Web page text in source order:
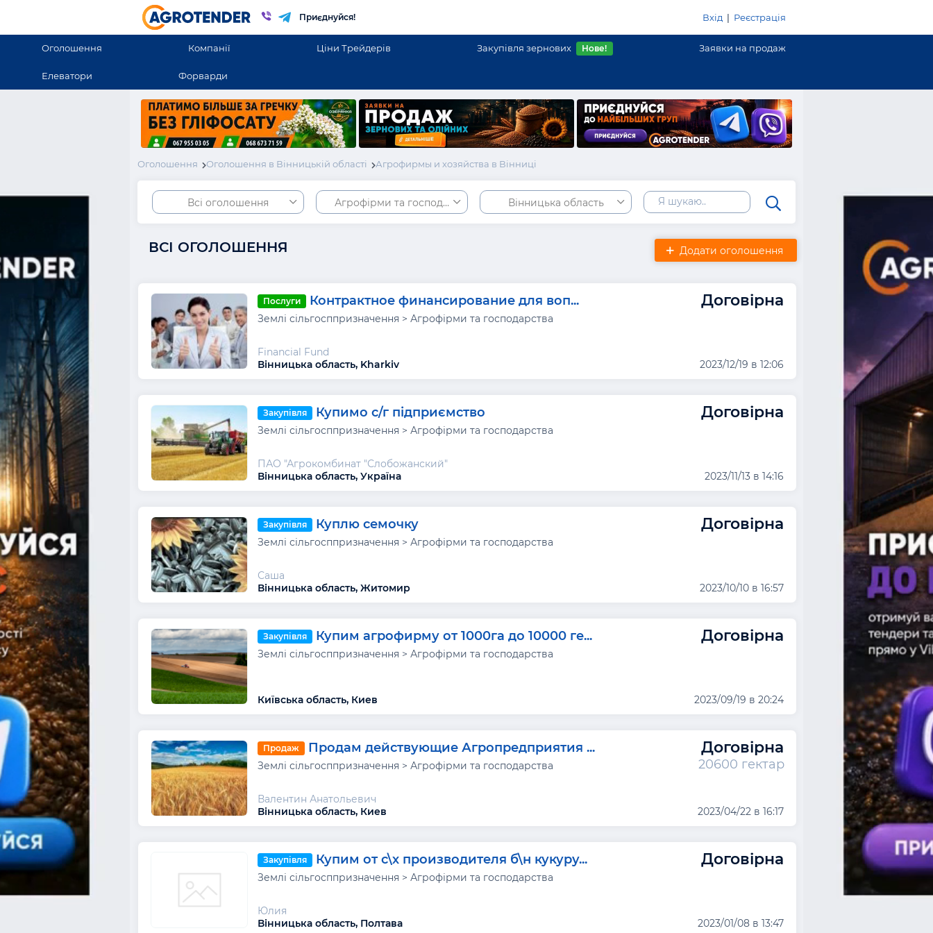
Приєднуйся! Вхід | Реєстрація
Оголошення Компанії Ціни Трейдерів Закупівля зернових Нове! Заявки на продаж
Елеватори Форварди
Оголошення Оголошення в Вінницькій області Агрофирмы и хозяйства в Вінниці
Всі оголошення Агрофірми та господарства Вінницька область
Додати оголошення
ВСІ ОГОЛОШЕННЯ
Послуги Контрактное финансирование для воп... Договірна
Землі сільгосппризначення > Агрофірми та господарства
Financial Fund
Вінницька область, Kharkiv
2023/12/19 в 12:06
Закупівля Купимо с/г підприємство Договірна
Землі сільгосппризначення > Агрофірми та господарства
ПАО "Агрокомбинат "Слобожанский"
Вінницька область, Україна
2023/11/13 в 14:16
Закупівля Куплю семочку Договірна
Землі сільгосппризначення > Агрофірми та господарства
Саша
Вінницька область, Житомир
2023/10/10 в 16:57
Закупівля Купим агрофирму от 1000га до 10000 ге... Договірна
Землі сільгосппризначення > Агрофірми та господарства
Київська область, Киев 2023/09/19 в 20:24
Продаж Продам действующие Агропредприятия ... Договірна
Землі сільгосппризначення > Агрофірми та господарства 20600 гектар
Валентин Анатольевич
Вінницька область, Киев
2023/04/22 в 16:17
Закупівля Купим от с\х производителя б\н кукуру... Договірна
Землі сільгосппризначення > Агрофірми та господарства
Юлия
Вінницька область, Полтава
2023/01/08 в 13:47